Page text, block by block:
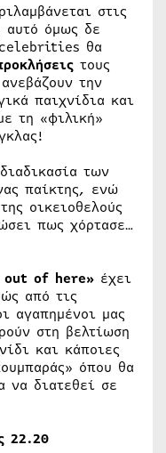
στις
αυτό όμως δε
celebrities θα
τους
την
παιχνίδια και
τη «φιλική»
των
παίκτης, ενώ
οικειοθελούς
πως χόρτασε…
out of here» έχει
από τις
αγαπημένοι μας
στη βελτίωση
και κάποιες
όπου θα
να διατεθεί σε
22.20